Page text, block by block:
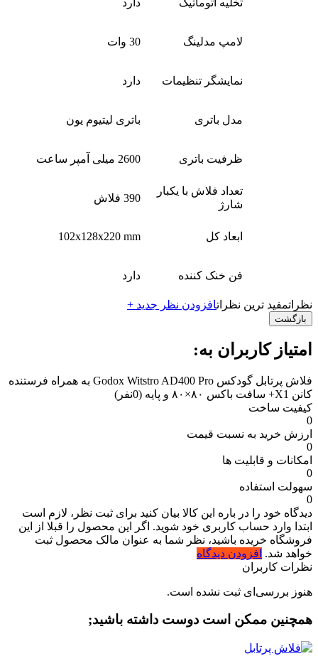
لامپ مدلینگ 30 وات
نمایشگر تنظیمات دارد
مدل باتری باتری لیتیوم یون
ظرفیت باتری 2600 میلی آمپر ساعت
تعداد فلاش با یکبار
شارژ
390 فلاش
ابعاد کل 102x128x220 mm
فن خنک کننده دارد
نظراتمفید ترین نظراتافزودن نظر جدید +
بازگشت
امتیاز کاربران به:
فلاش پرتابل گودکس Godox Witstro AD400 Pro به همراه فرستنده
کانن X1+ سافت باکس ۸۰×۸۰ و پایه
(0نفر)
کیفیت ساخت
0
ارزش خرید به نسبت قیمت
0
امکانات و قابلیت ها
0
سهولت استفاده
0
دیدگاه خود را در باره این کالا بیان کنید برای ثبت نظر، لازم است
ابتدا وارد حساب کاربری خود شوید. اگر این محصول را قبلا از این
فروشگاه خریده باشید، نظر شما به عنوان مالک محصول ثبت
خواهد شد. افزودن دیدگاه
نظرات کاربران
هنوز بررسی‌ای ثبت نشده است.
همچنین ممکن است دوست داشته باشید;